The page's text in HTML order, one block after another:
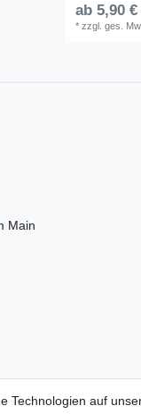
ab 5,90 €
*zzgl. ges.
Main
Technologien auf